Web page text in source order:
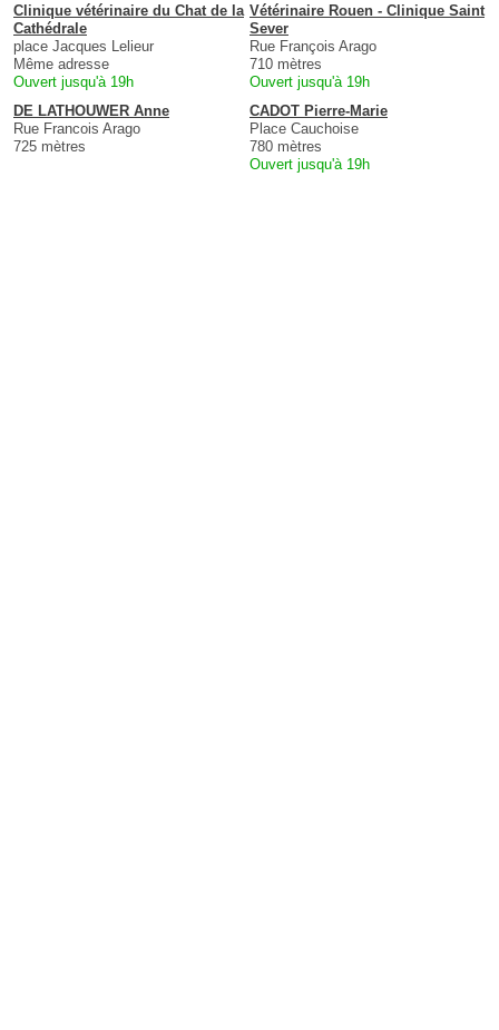
Clinique vétérinaire du Chat de la
Cathédrale
place Jacques Lelieur
Même adresse
Ouvert jusqu'à 19h
Vétérinaire Rouen - Clinique Saint
Sever
Rue François Arago
710 mètres
Ouvert jusqu'à 19h
DE LATHOUWER Anne
Rue Francois Arago
725 mètres
CADOT Pierre-Marie
Place Cauchoise
780 mètres
Ouvert jusqu'à 19h